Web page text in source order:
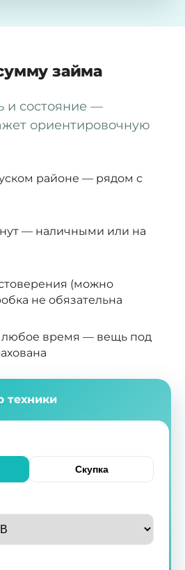
займа
и состояние —
ориентировочную
районе — рядом с
— наличными или на
(можно
не обязательна
любое время — вещь под
техники
Скупка